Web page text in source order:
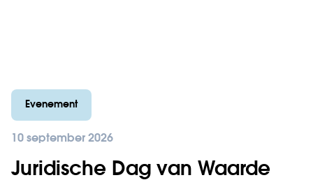
Evenement
10 september 2026
Juridische Dag van Waarde